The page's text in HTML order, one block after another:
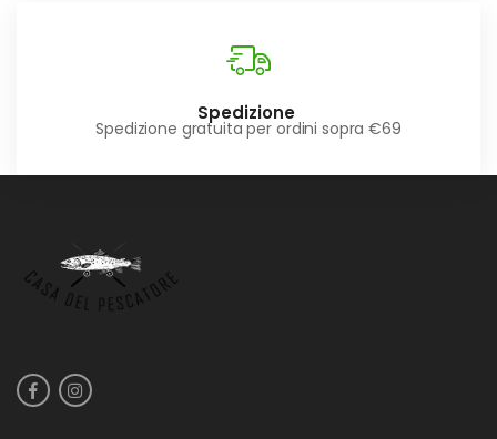
Spedizione
Spedizione gratuita per ordini sopra €69